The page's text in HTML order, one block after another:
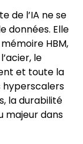
de l’IA ne se
données. Elle
HBM,
le
et toute la
hyperscalers
la durabilité
majeur dans